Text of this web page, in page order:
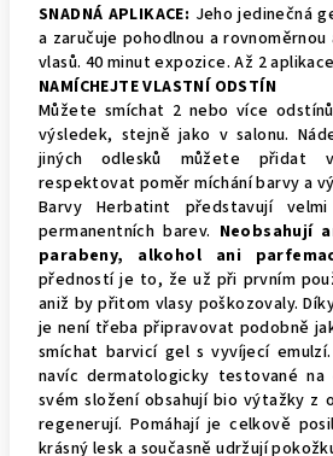
SNADNÁ APLIKACE: Jeho jedinečná
a zaručuje pohodlnou a
vlasů. 40 minut expozice. Až 2
NAMÍCHEJTE VLASTNÍ ODSTÍN
Můžete smíchat 2 nebo více
výsledek, stejně jako v salonu.
jiných odlesků můžete přidat
respektovat poměr míchání barvy a
Barvy Herbatint představují
permanentních barev. Neobsahují
parabeny, alkohol ani
předností je to, že už při prvním
aniž by přitom vlasy poškozovaly.
je není třeba připravovat podobně
smíchat barvicí gel s vyvíjecí
navíc dermatologicky testované
svém složení obsahují bio výtažky z
regenerují. Pomáhají je celkově
krásný lesk a současně udržují